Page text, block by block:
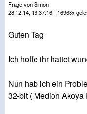
Frage von Simon
28.12.14, 16:37:16 | 16968x
Guten Tag
Ich hoffe ihr hattet
Nun hab ich ein
32-bit ( Medion Akoya